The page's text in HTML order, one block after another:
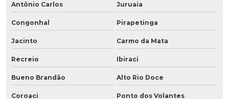
Antônio Carlos Juruaia
Congonhal Pirapetinga
Jacinto Carmo da Mata
Recreio Ibiraci
Bueno Brandão Alto Rio Doce
Coroaci Ponto dos Volantes